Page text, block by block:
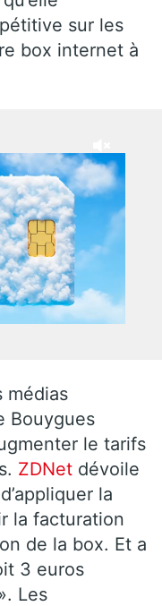
sur les
box internet à
médias
Bouygues
le tarifs
ZDNet dévoile
la
la facturation
de la box. Et a
3 euros
Les